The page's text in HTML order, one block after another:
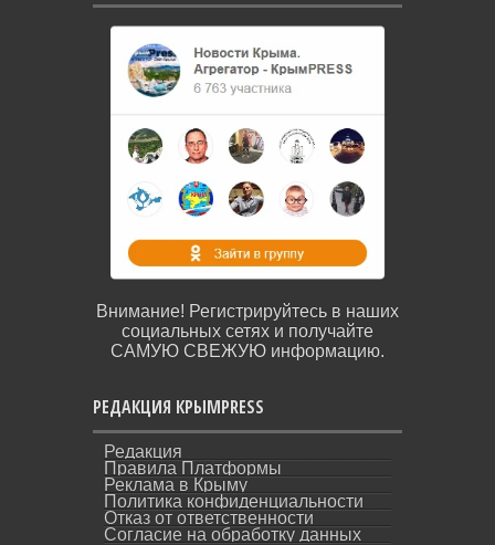
Внимание! Регистрируйтесь в наших
социальных сетях и получайте
САМУЮ СВЕЖУЮ информацию.
РЕДАКЦИЯ КРЫМPRESS
Редакция
Правила Платформы
Реклама в Крыму
Политика конфиденциальности
Отказ от ответственности
Согласие на обработку данных